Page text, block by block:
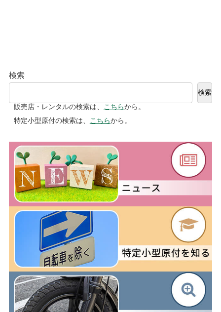
検索
検索
販売店・レンタルの検索は、 こちらから。
特定小型原付の検索は、 こちらから。